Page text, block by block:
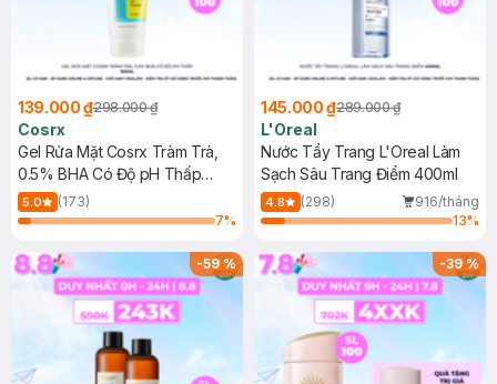
139.000 ₫298.000 ₫
Cosrx
Gel Rửa Mặt Cosrx Tràm Trà,
0.5% BHA Có Độ pH Thấp
150ml
5.0
(173)
7%
145.000 ₫289.000 ₫
L'Oreal
Nước Tẩy Trang L'Oreal Làm
Sạch Sâu Trang Điểm 400ml
4.8 (298)
916/tháng
13%
-59% -39%